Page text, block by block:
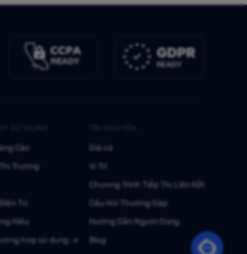
Cáo
Trường
Tử
Hiệu
hợp sử dụng
Giá cả
Vị Trí
Chương Trình Tiếp Thị Liên Kết
Câu Hỏi Thường Gặp
Hướng Dẫn Người Dùng
Blog